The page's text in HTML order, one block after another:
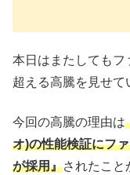
本日はまたしてもフ
超える高騰を見せて
今回の高騰の理由は
オ)の性能検証にフ
が採用』されたこと